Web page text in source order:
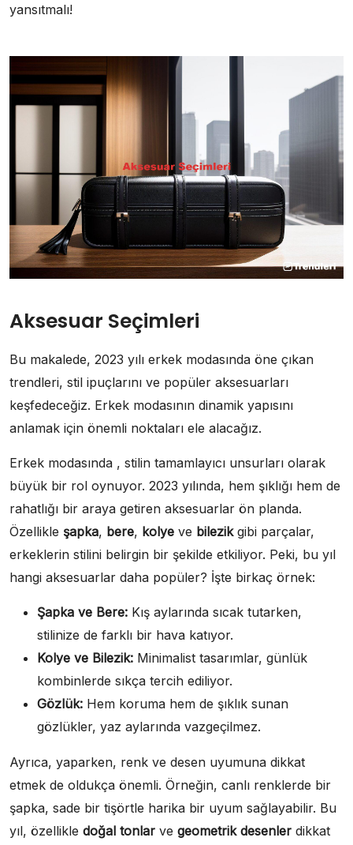
yansıtmalı!
Aksesuar Seçimleri
Bu makalede, 2023 yılı erkek modasında öne çıkan
trendleri, stil ipuçlarını ve popüler aksesuarları
keşfedeceğiz. Erkek modasının dinamik yapısını
anlamak için önemli noktaları ele alacağız.
Erkek modasında , stilin tamamlayıcı unsurları olarak
büyük bir rol oynuyor. 2023 yılında, hem şıklığı hem de
rahatlığı bir araya getiren aksesuarlar ön planda.
Özellikle şapka, bere, kolye ve bilezikgibi parçalar,
erkeklerin stilini belirgin bir şekilde etkiliyor. Peki, bu yıl
hangi aksesuarlar daha popüler? İşte birkaç örnek:
Şapka ve Bere: Kış aylarında sıcak tutarken,
stilinize de farklı bir hava katıyor.
Kolye ve Bilezik: Minimalist tasarımlar, günlük
kombinlerde sıkça tercih ediliyor.
Gözlük: Hem koruma hem de şıklık sunan
gözlükler, yaz aylarında vazgeçilmez.
Ayrıca, yaparken, renk ve desen uyumuna dikkat
etmek de oldukça önemli. Örneğin, canlı renklerde bir
şapka, sade bir tişörtle harika bir uyum sağlayabilir. Bu
yıl, özellikle doğal tonlar ve geometrik desenler dikkat